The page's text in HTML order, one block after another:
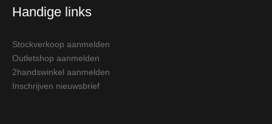
Handige links
Stockverkoop aanmelden
Outletshop aanmelden
2handswinkel aanmelden
Inschrijven nieuwsbrief